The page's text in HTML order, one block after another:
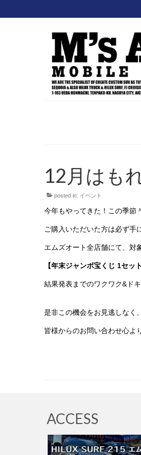
12月はも
posted in: イベント
今年もやってきた！この季節
ご購入いただいた方は必ず手
エムズオート全店舗にて、対
【年末ジャンボ宝くじ 1セット
結果発表までのワクワク&ド
是非この機会をお見逃しなく
皆様からのお問い合わせ心
ACCESS